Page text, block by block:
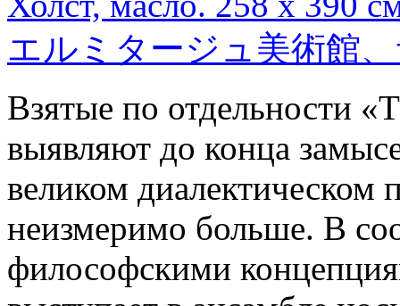
エルミタージュ美術館
Взятые по отдельности
выявляют до конца
великом диалектическом
неизмеримо больше. В
философскими